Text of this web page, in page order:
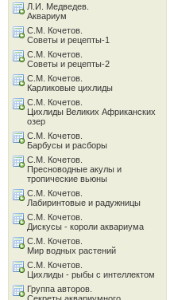
Л.И. Медведев.
Аквариум
С.М. Кочетов.
Советы и рецепты-1
С.М. Кочетов.
Советы и рецепты-2
С.М. Кочетов.
Карликовые цихлиды
С.М. Кочетов.
Цихлиды Великих Африканских
озер
С.М. Кочетов.
Барбусы и расборы
С.М. Кочетов.
Пресноводные акулы и
тропические вьюны
С.М. Кочетов.
Лабиринтовые и радужницы
С.М. Кочетов.
Дискусы - короли аквариума
С.М. Кочетов.
Мир водных растений
С.М. Кочетов.
Цихлиды - рыбы с интеллектом
Группа авторов.